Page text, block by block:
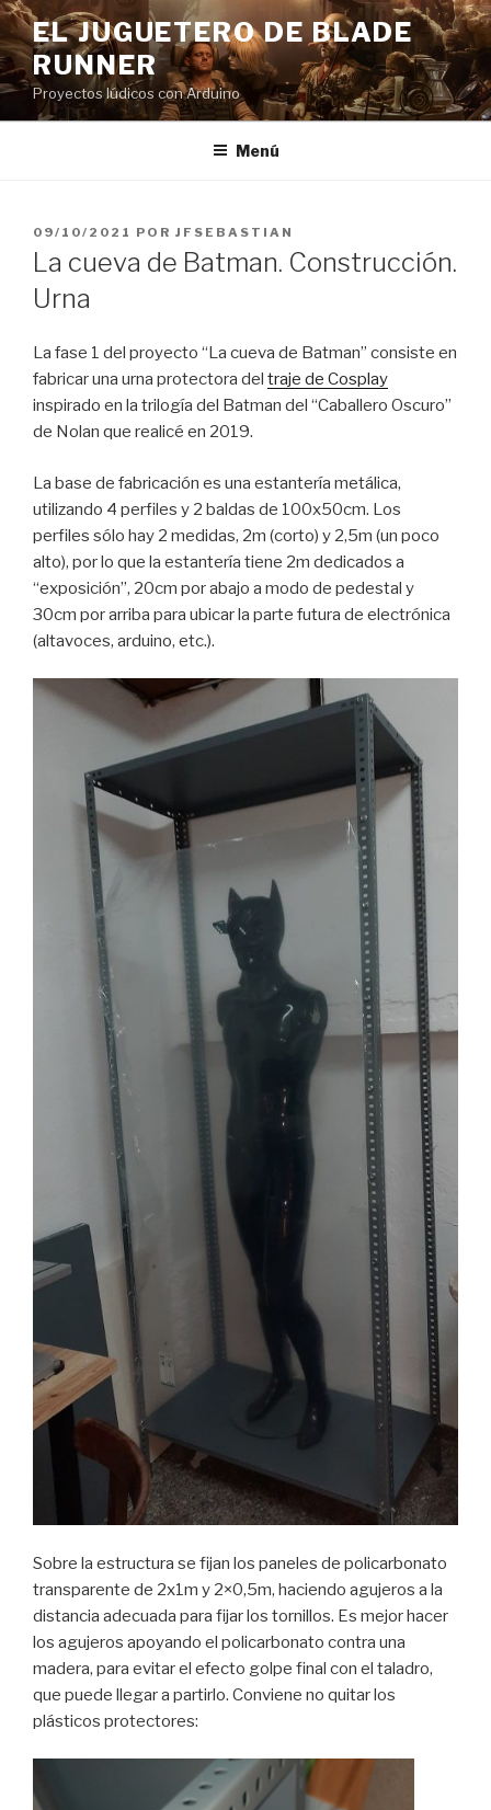
Saltar
al
contenido
EL JUGUETERO DE BLADE
RUNNER
Proyectos lúdicos con Arduino
Menú
PUBLICADO
EL
09/10/2021 POR JFSEBASTIAN
La cueva de Batman. Construcción.
Urna
La fase 1 del proyecto “La cueva de Batman” consiste en
fabricar una urna protectora del traje de Cosplay
inspirado en la trilogía del Batman del “Caballero Oscuro”
de Nolan que realicé en 2019.
La base de fabricación es una estantería metálica,
utilizando 4 perfiles y 2 baldas de 100x50cm. Los
perfiles sólo hay 2 medidas, 2m (corto) y 2,5m (un poco
alto), por lo que la estantería tiene 2m dedicados a
“exposición”, 20cm por abajo a modo de pedestal y
30cm por arriba para ubicar la parte futura de electrónica
(altavoces, arduino, etc.).
Sobre la estructura se fijan los paneles de policarbonato
transparente de 2x1m y 2×0,5m, haciendo agujeros a la
distancia adecuada para fijar los tornillos. Es mejor hacer
los agujeros apoyando el policarbonato contra una
madera, para evitar el efecto golpe final con el taladro,
que puede llegar a partirlo. Conviene no quitar los
plásticos protectores: